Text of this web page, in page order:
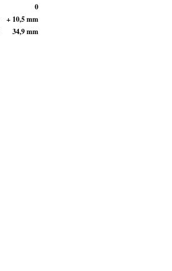
0
+ 10,5 mm
34,9 mm